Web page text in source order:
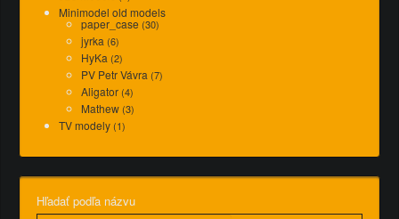
Minimodel old models
paper_case (30)
jyrka (6)
HyKa (2)
PV Petr Vávra (7)
Aligator (4)
Mathew (3)
TV modely (1)
Hľadať podľa názvu